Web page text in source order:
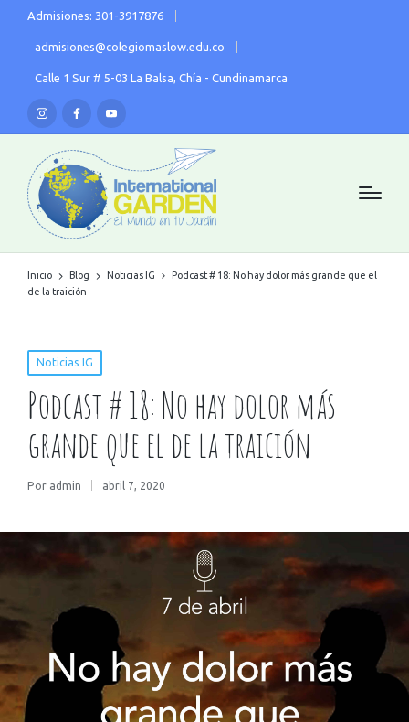
Admisiones: 301-3917876
admisiones@colegiomaslow.edu.co
Calle 1 Sur # 5-03 La Balsa, Chía - Cundinamarca
Inicio Blog Noticias IG
Podcast # 18: No hay dolor más grande que el
de la traición
Noticias IG
Podcast # 18: No hay dolor más
grande que el de la traición
Por admin abril 7, 2020